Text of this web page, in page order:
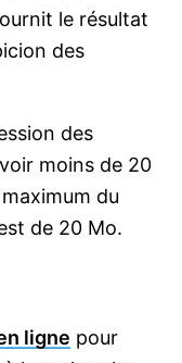
le résultat
des
des
moins de 20
du
de 20 Mo.
ligne pour